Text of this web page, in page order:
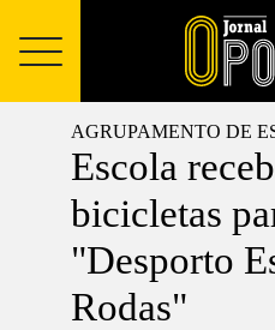
AGRUPAMENTO DE
Escola
bicicletas
"Desporto
Rodas"